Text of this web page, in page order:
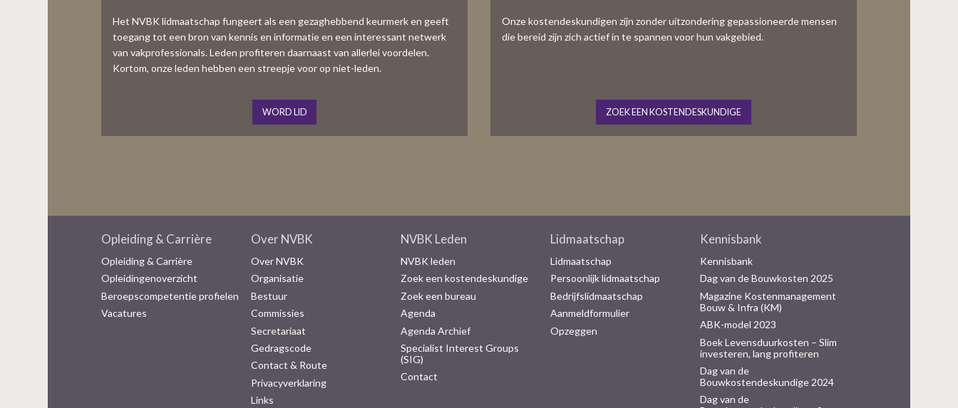
Het NVBK lidmaatschap fungeert als een gezaghebbend keurmerk en geeft
toegang tot een bron van kennis en informatie en een interessant netwerk
van vakprofessionals. Leden profiteren daarnaast van allerlei voordelen.
Kortom, onze leden hebben een streepje voor op niet-leden.
WORD LID
Onze kostendeskundigen zijn zonder uitzondering gepassioneerde mensen
die bereid zijn zich actief in te spannen voor hun vakgebied.
ZOEK EEN KOSTENDESKUNDIGE
Opleiding & Carrière
Opleiding & Carrière
Opleidingenoverzicht
Beroepscompetentie profielen
Vacatures
Over NVBK
Over NVBK
Organisatie
Bestuur
Commissies
Secretariaat
Gedragscode
Contact & Route
Privacyverklaring
Links
NVBK Leden
NVBK leden
Zoek een kostendeskundige
Zoek een bureau
Agenda
Agenda Archief
Specialist Interest Groups
(SIG)
Contact
Lidmaatschap
Lidmaatschap
Persoonlijk lidmaatschap
Bedrijfslidmaatschap
Aanmeldformulier
Opzeggen
Kennisbank
Kennisbank
Dag van de Bouwkosten 2025
Magazine Kostenmanagement
Bouw & Infra (KM)
ABK-model 2023
Boek Levensduurkosten – Slim
investeren, lang profiteren
Dag van de
Bouwkostendeskundige 2024
Dag van de